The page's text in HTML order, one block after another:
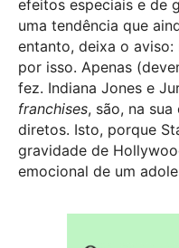
efeitos especiais e de
uma tendência que
entanto, deixa o
por isso. Apenas
fez. Indiana Jones e
franchises, são, na
diretos. Isto, porque
gravidade de
emocional de um